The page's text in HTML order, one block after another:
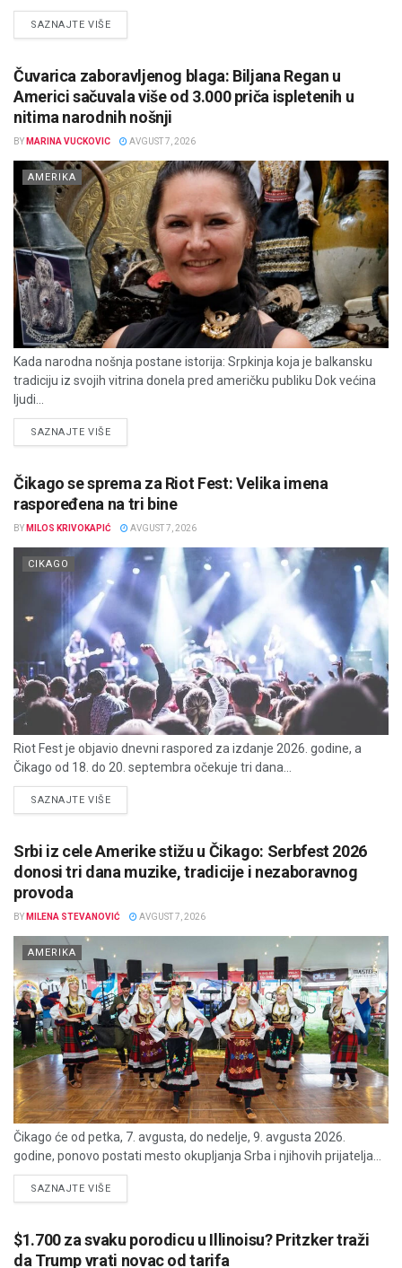
SAZNAJTE VIŠEDETAILS
Čuvarica zaboravljenog blaga: Biljana Regan u
Americi sačuvala više od 3.000 priča ispletenih u
nitima narodnih nošnji
BY MARINA VUCKOVIC AVGUST 7, 2026
AMERIKA
Kada narodna nošnja postane istorija: Srpkinja koja je balkansku
tradiciju iz svojih vitrina donela pred američku publiku Dok većina
ljudi...
SAZNAJTE VIŠEDETAILS
Čikago se sprema za Riot Fest: Velika imena
raspoređena na tri bine
BY MILOS KRIVOKAPIĆ AVGUST 7, 2026
CIKAGO
Riot Fest je objavio dnevni raspored za izdanje 2026. godine, a
Čikago od 18. do 20. septembra očekuje tri dana...
SAZNAJTE VIŠEDETAILS
Srbi iz cele Amerike stižu u Čikago: Serbfest 2026
donosi tri dana muzike, tradicije i nezaboravnog
provoda
BY MILENA STEVANOVIĆ AVGUST 7, 2026
AMERIKA
Čikago će od petka, 7. avgusta, do nedelje, 9. avgusta 2026.
godine, ponovo postati mesto okupljanja Srba i njihovih prijatelja...
SAZNAJTE VIŠEDETAILS
$1.700 za svaku porodicu u Illinoisu? Pritzker traži
da Trump vrati novac od tarifa